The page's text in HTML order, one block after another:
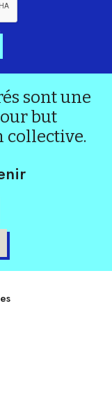
sont une
but
collective.